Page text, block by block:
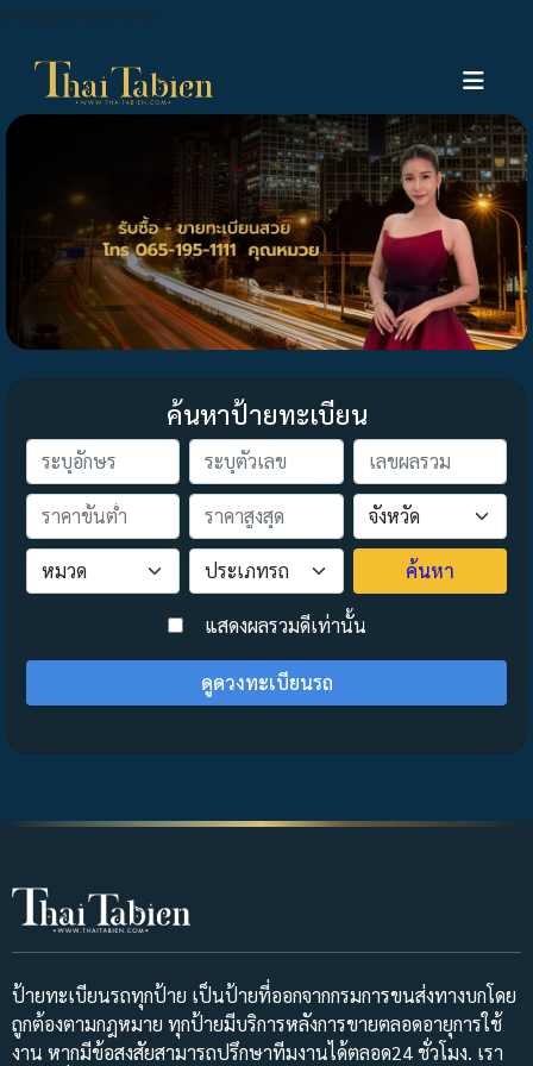
thaitabien.com.har
ค้นหาป้ายทะเบียน
ค้นหา
> แสดงผลรวมดีเท่านั้น
ดูดวงทะเบียนรถ
ป้ายทะเบียนรถทุกป้าย เป็นป้ายที่ออกจากกรมการขนส่งทางบกโดย
ถูกต้องตามกฎหมาย ทุกป้ายมีบริการหลังการขายตลอดอายุการใช้
งาน หากมีข้อสงสัยสามารถปรึกษาทีมงานได้ตลอด24 ชั่วโมง. เรา